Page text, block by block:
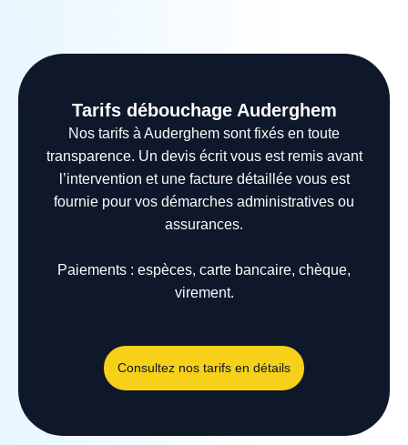
Tarifs débouchage Auderghem
Nos tarifs à Auderghem sont fixés en toute
transparence. Un devis écrit vous est remis avant
l’intervention et une facture détaillée vous est
fournie pour vos démarches administratives ou
assurances.
Paiements : espèces, carte bancaire, chèque,
virement.
Consultez nos tarifs en détails